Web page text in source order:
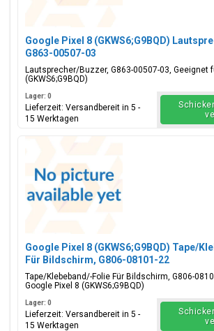
Google Pixel 8 (GKWS6;G9BQD)
G863-00507-03
Lautsprecher/Buzzer, G863-00507-03, Geeignet
(GKWS6;G9BQD)
Lager: 0
Lieferzeit: Versandbereit in 5 -
15 Werktagen
Google Pixel 8 (GKWS6;G9BQD) Tape/
Für Bildschirm, G806-08101-22
Tape/Klebeband/-Folie Für Bildschirm, G806-
Google Pixel 8 (GKWS6;G9BQD)
Lager: 0
Lieferzeit: Versandbereit in 5 -
15 Werktagen